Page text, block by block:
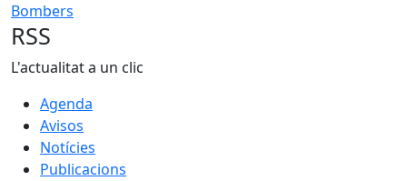
Bombers
RSS
L'actualitat a un clic
Agenda
Avisos
Notícies
Publicacions